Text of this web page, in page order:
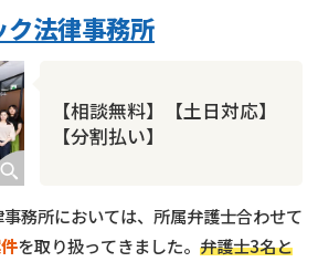
【相談無料】【土日対応】
【分割払い】
法律事務所
務所においては、所属弁護士合わせて
を取り扱ってきました。 弁護士3名と